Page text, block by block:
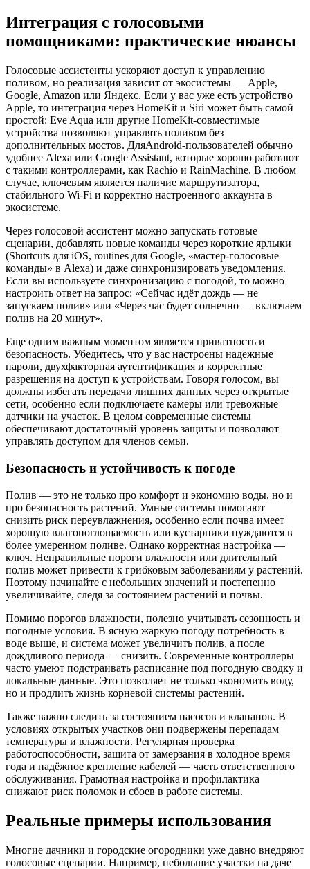
Интеграция с голосовыми
помощниками: практические нюансы
Голосовые ассистенты ускоряют доступ к управлению
поливом, но реализация зависит от экосистемы — Apple,
Google, Amazon или Яндекс. Если у вас уже есть устройство
Apple, то интеграция через HomeKit и Siri может быть самой
простой: Eve Aqua или другие HomeKit‑совместимые
устройства позволяют управлять поливом без
дополнительных мостов. ДляAndroid‑пользователей обычно
удобнее Alexa или Google Assistant, которые хорошо работают
с такими контроллерами, как Rachio и RainMachine. В любом
случае, ключевым является наличие маршрутизатора,
стабильного Wi‑Fi и корректно настроенного аккаунта в
экосистеме.
Через голосовой ассистент можно запускать готовые
сценарии, добавлять новые команды через короткие ярлыки
(Shortcuts для iOS, routines для Google, «мастер-голосовые
команды» в Alexa) и даже синхронизировать уведомления.
Если вы используете синхронизацию с погодой, то можно
настроить ответ на запрос: «Сейчас идёт дождь — не
запускаем полив» или «Через час будет солнечно — включаем
полив на 20 минут».
Еще одним важным моментом является приватность и
безопасность. Убедитесь, что у вас настроены надежные
пароли, двухфакторная аутентификация и корректные
разрешения на доступ к устройствам. Говоря голосом, вы
должны избегать передачи лишних данных через открытые
сети, особенно если подключаете камеры или тревожные
датчики на участок. В целом современные системы
обеспечивают достаточный уровень защиты и позволяют
управлять доступом для членов семьи.
Безопасность и устойчивость к погоде
Полив — это не только про комфорт и экономию воды, но и
про безопасность растений. Умные системы помогают
снизить риск переувлажнения, особенно если почва имеет
хорошую влагопоглощаемость или кустарники нуждаются в
более умеренном поливе. Однако корректная настройка —
ключ. Неправильные пороги влажности или длительный
полив может привести к грибковым заболеваниям у растений.
Поэтому начинайте с небольших значений и постепенно
увеличивайте, следя за состоянием растений и почвы.
Помимо порогов влажности, полезно учитывать сезонность и
погодные условия. В ясную жаркую погоду потребность в
воде выше, и система может увеличить полив, а после
дождливого периода — снизить. Современные контроллеры
часто умеют подстраивать расписание под погодную сводку и
локальные данные. Это позволяет не только экономить воду,
но и продлить жизнь корневой системы растений.
Также важно следить за состоянием насосов и клапанов. В
условиях открытых участков они подвержены перепадам
температуры и влажности. Регулярная проверка
работоспособности, защита от замерзания в холодное время
года и надёжное крепление кабелей — часть ответственного
обслуживания. Грамотная настройка и профилактика
снижают риск поломок и сбоев в работе системы.
Реальные примеры использования
Многие дачники и городские огородники уже давно внедряют
голосовые сценарии. Например, небольшие участки на даче